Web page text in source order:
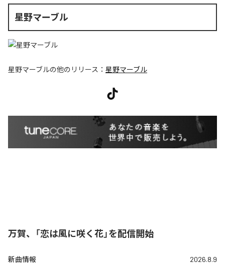
星野マーブル
星野マーブルの他のリリース： 星野マーブル
万賀、「恋は風に咲く花」を配信開始
新曲情報 2026.8.9